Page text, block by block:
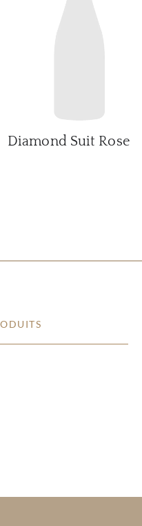
Diamond Suit Rose